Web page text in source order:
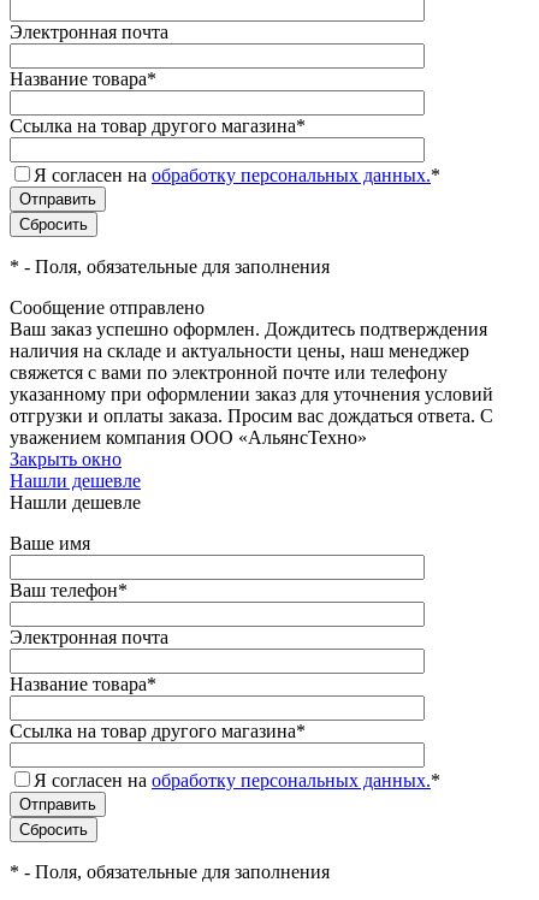
Электронная почта
Название товара*
Ссылка на товар другого магазина*
Я согласен на обработку персональных данных.*
* - Поля, обязательные для заполнения
Сообщение отправлено
Ваш заказ успешно оформлен. Дождитесь подтверждения
наличия на складе и актуальности цены, наш менеджер
свяжется с вами по электронной почте или телефону
указанному при оформлении заказ для уточнения условий
отгрузки и оплаты заказа. Просим вас дождаться ответа. С
уважением компания ООО «АльянсТехно»
Закрыть окно
Нашли дешевле
Нашли дешевле
Ваше имя
Ваш телефон*
Электронная почта
Название товара*
Ссылка на товар другого магазина*
Я согласен на обработку персональных данных.*
* - Поля, обязательные для заполнения